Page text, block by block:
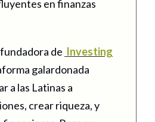
en finanzas
de Investing
galardonada
a las Latinas a
crear riqueza, y